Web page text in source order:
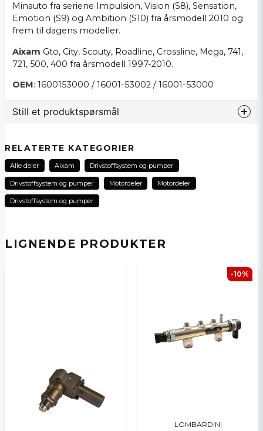
LIGNENDE PRODUKTER
LOMBARDINI
-10%
Minauto fra seriene Impulsion, Vision (S8), Sensation,
Emotion (S9) og Ambition (S10) fra årsmodell 2010 og
frem til dagens modeller.
Aixam Gto, City, Scouty, Roadline, Crossline, Mega, 741,
721, 500, 400 fra årsmodell 1997-2010.
OEM: 1600153000 / 16001-53002 / 16001-53000
Still et produktspørsmål
Spør oss noe om dette produktet...
name
Navn
email
E-postadresse
RELATERTE KATEGORIER
Alle deler Aixam Drivstoffsystem og pumper
Drivstoffsystem og pumper Motordeler Motordeler
Drivstoffsystem og pumper